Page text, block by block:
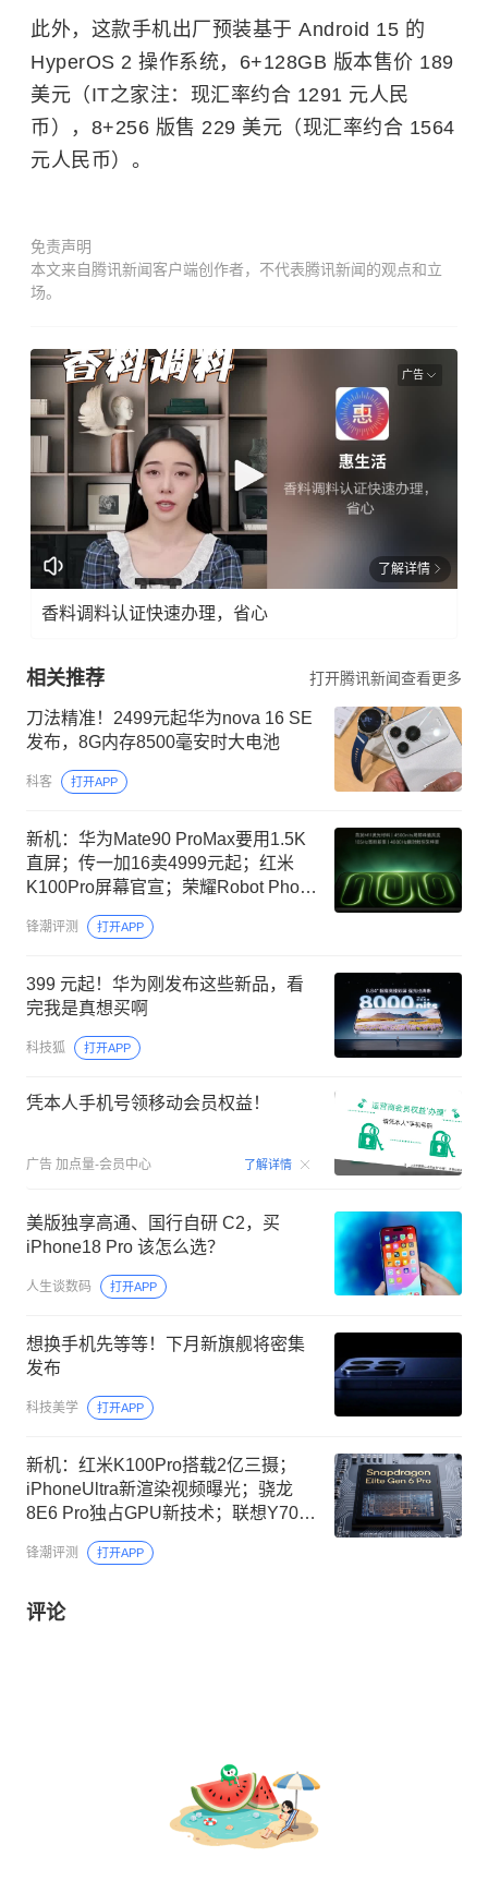
此外，这款手机出厂预装基于 Android 15 的
HyperOS 2 操作系统，6+128GB 版本售价 189
美元（IT之家注：现汇率约合 1291 元人民
币），8+256 版售 229 美元（现汇率约合 1564
元人民币）。
免责声明
本文来自腾讯新闻客户端创作者，不代表腾讯新闻的观点和立
场。
广告
了解详情
香料调料认证快速办理，省心
相关推荐 打开腾讯新闻查看更多
刀法精准！2499元起华为nova 16 SE
发布，8G内存8500毫安时大电池
科客 打开APP
新机：华为Mate90 ProMax要用1.5K
直屏；传一加16卖4999元起；红米
K100Pro屏幕官宣；荣耀Robot Phone
核心配置定了
锋潮评测 打开APP
399 元起！华为刚发布这些新品，看
完我是真想买啊
科技狐 打开APP
凭本人手机号领移动会员权益！
广告 加点量-会员中心 了解详情 00:15
美版独享高通、国行自研 C2，买
iPhone18 Pro 该怎么选？
人生谈数码 打开APP
想换手机先等等！下月新旗舰将密集
发布
科技美学 打开APP
新机：红米K100Pro搭载2亿三摄；
iPhoneUltra新渲染视频曝光；骁龙
8E6 Pro独占GPU新技术；联想Y700
无极配件公布
锋潮评测 打开APP
评论